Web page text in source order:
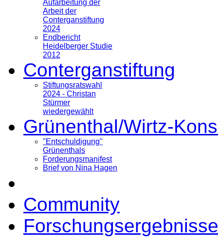
Aufarbeitung der
Arbeit der
Conterganstiftung
2024
Endbericht
Heidelberger Studie
2012
Conterganstiftung
Stiftungsratswahl
2024 - Christan
Stürmer
wiedergewählt
Grünenthal/Wirtz-
"Entschuldigung"
Grünenthals
Forderungsmanifest
Brief von Nina Hagen
Community